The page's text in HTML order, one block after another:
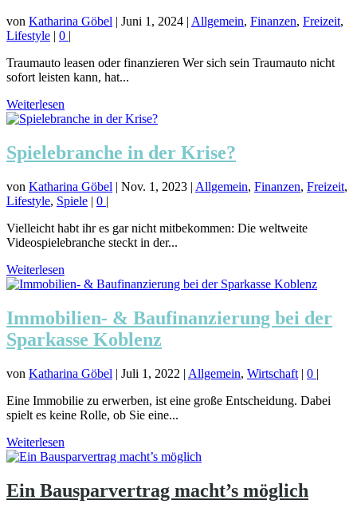
von Katharina Göbel | Juni 1, 2024 | Allgemein, Finanzen, Freizeit,
Lifestyle | 0 |
Traumauto leasen oder finanzieren Wer sich sein Traumauto nicht
sofort leisten kann, hat...
Weiterlesen
Spielebranche in der Krise?
von Katharina Göbel | Nov. 1, 2023 | Allgemein, Finanzen, Freizeit,
Lifestyle, Spiele | 0 |
Vielleicht habt ihr es gar nicht mitbekommen: Die weltweite
Videospielebranche steckt in der...
Weiterlesen
Immobilien- & Baufinanzierung bei der
Sparkasse Koblenz
von Katharina Göbel | Juli 1, 2022 | Allgemein, Wirtschaft | 0 |
Eine Immobilie zu erwerben, ist eine große Entscheidung. Dabei
spielt es keine Rolle, ob Sie eine...
Weiterlesen
Ein Bausparvertrag macht’s möglich